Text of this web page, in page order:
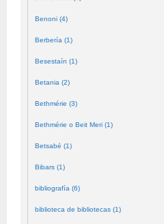
Benoni (4)
Berbería (1)
Besestaín (1)
Betania (2)
Bethmérie (3)
Bethmérie o Beit Meri (1)
Betsabé (1)
Bibars (1)
bibliografía (6)
biblioteca de bibliotecas (1)